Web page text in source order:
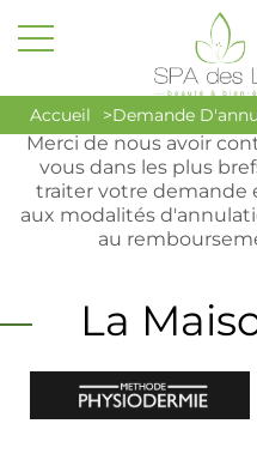
Accueil Demande
Votre demande
Merci de nous avoir
vous dans les plus
traiter votre demande
aux modalités
au
La